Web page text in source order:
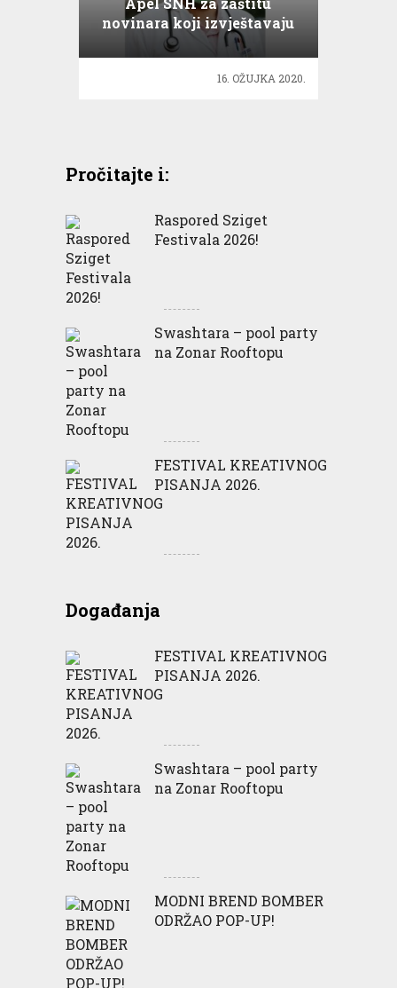
novinara koji izvještavaju
o epidemiji koronavirusa
16. OŽUJKA 2020.
Pročitajte i:
Raspored Sziget
Festivala 2026!
Swashtara – pool party
na Zonar Rooftopu
FESTIVAL KREATIVNOG
PISANJA 2026.
Događanja
FESTIVAL KREATIVNOG
PISANJA 2026.
Swashtara – pool party
na Zonar Rooftopu
MODNI BREND BOMBER
ODRŽAO POP-UP!